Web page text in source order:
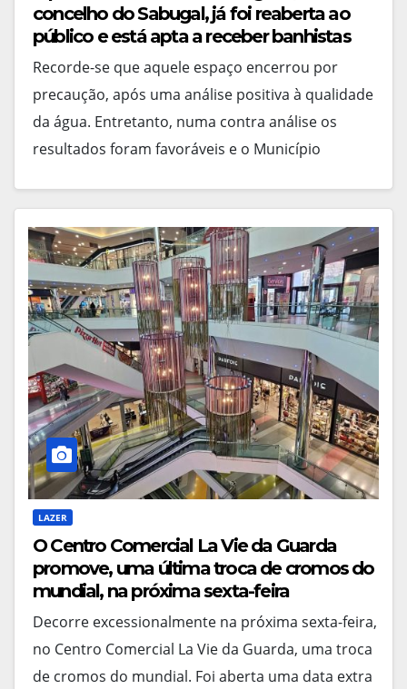
concelho do Sabugal, já foi reaberta ao
público e está apta a receber banhistas
Recorde-se que aquele espaço encerrou por
precaução, após uma análise positiva à qualidade
da água. Entretanto, numa contra análise os
resultados foram favoráveis e o Município
LAZER
O Centro Comercial La Vie da Guarda
promove, uma última troca de cromos do
mundial, na próxima sexta-feira
Decorre excessionalmente na próxima sexta-feira,
no Centro Comercial La Vie da Guarda, uma troca
de cromos do mundial. Foi aberta uma data extra